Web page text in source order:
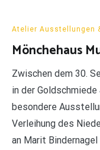
Atelier Ausstellungen
Mönchehaus
Zwischen dem 30.
in der Goldschmiede
besondere
Verleihung des
an Marit